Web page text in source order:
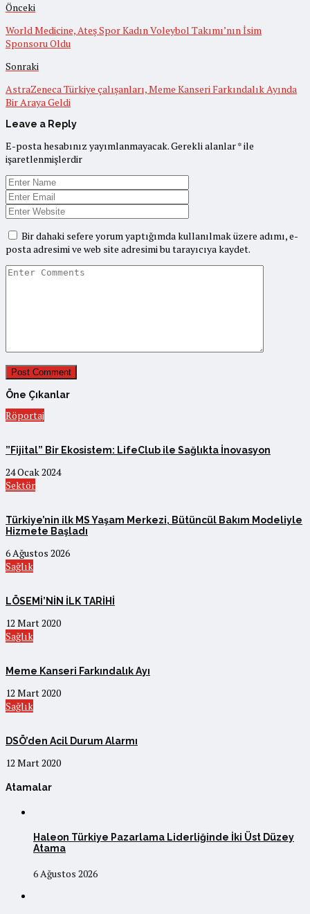
Önceki
World Medicine, Ateş Spor Kadın Voleybol Takımı’nın İsim
Sponsoru Oldu
Sonraki
AstraZeneca Türkiye çalışanları, Meme Kanseri Farkındalık Ayında
Bir Araya Geldi
Leave a Reply
E-posta hesabınız yayımlanmayacak.Gerekli alanlar*ile
işaretlenmişlerdir
Bir dahaki sefere yorum yaptığımda kullanılmak üzere adımı, e-
posta adresimi ve web site adresimi bu tarayıcıya kaydet.
Öne Çıkanlar
Röportaj
”Fijital” Bir Ekosistem: LifeClub ile Sağlıkta İnovasyon
24 Ocak 2024
Sektör
Türkiye’nin ilk MS Yaşam Merkezi, Bütüncül Bakım Modeliyle
Hizmete Başladı
6 Ağustos 2026
Sağlık
LÖSEMİ’NİN İLK TARİHİ
12 Mart 2020
Sağlık
Meme Kanseri Farkındalık Ayı
12 Mart 2020
Sağlık
DSÖ’den Acil Durum Alarmı
12 Mart 2020
Atamalar
Haleon Türkiye Pazarlama Liderliğinde İki Üst Düzey
Atama
6 Ağustos 2026